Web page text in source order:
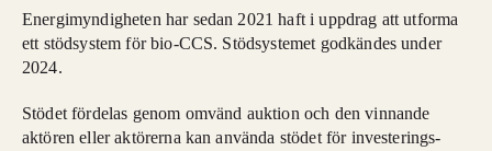
Energimyndigheten har sedan 2021 haft i uppdrag att utforma
ett stödsystem för bio-CCS. Stödsystemet godkändes under
2024.
Stödet fördelas genom omvänd auktion och den vinnande
aktören eller aktörerna kan använda stödet för investerings-